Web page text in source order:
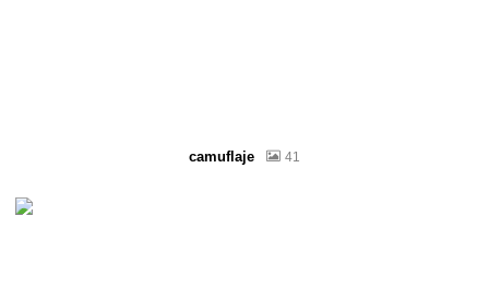
camuflaje 41